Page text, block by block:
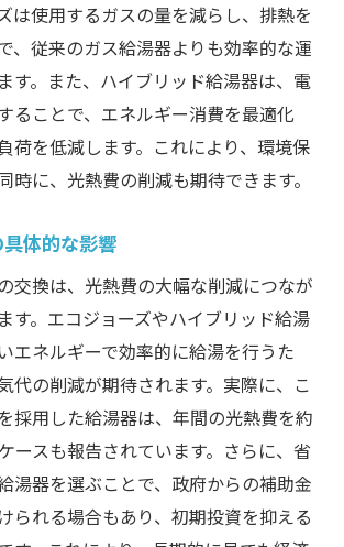
減技術の詳細
能がもたらす経済的メリット
換で家計を見直す
器交換がもたらす未来の生活
湯器交換とその展望
ホームと給湯器の統合
済に優しい未来の住まい
化された給湯器の未来
けた給湯器の選択肢
導入で実現するエネルギー効率ア
ーズでエネルギー効率が向上する
ーズの技術的特徴を探る
は使用するガスの量を減らし、排熱を
、従来のガス給湯器よりも効率的な運
す。また、ハイブリッド給湯器は、電
ることで、エネルギー消費を最適化
荷を低減します。これにより、環境保
時に、光熱費の削減も期待できます。
体的な影響
交換は、光熱費の大幅な削減につなが
す。エコジョーズやハイブリッド給湯
エネルギーで効率的に給湯を行うた
代の削減が期待されます。実際に、こ
採用した給湯器は、年間の光熱費を約
ースも報告されています。さらに、省
湯器を選ぶことで、政府からの補助金
られる場合もあり、初期投資を抑える